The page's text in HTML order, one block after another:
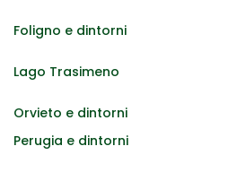
Foligno e dintorni
Lago Trasimeno
Orvieto e dintorni
Perugia e dintorni